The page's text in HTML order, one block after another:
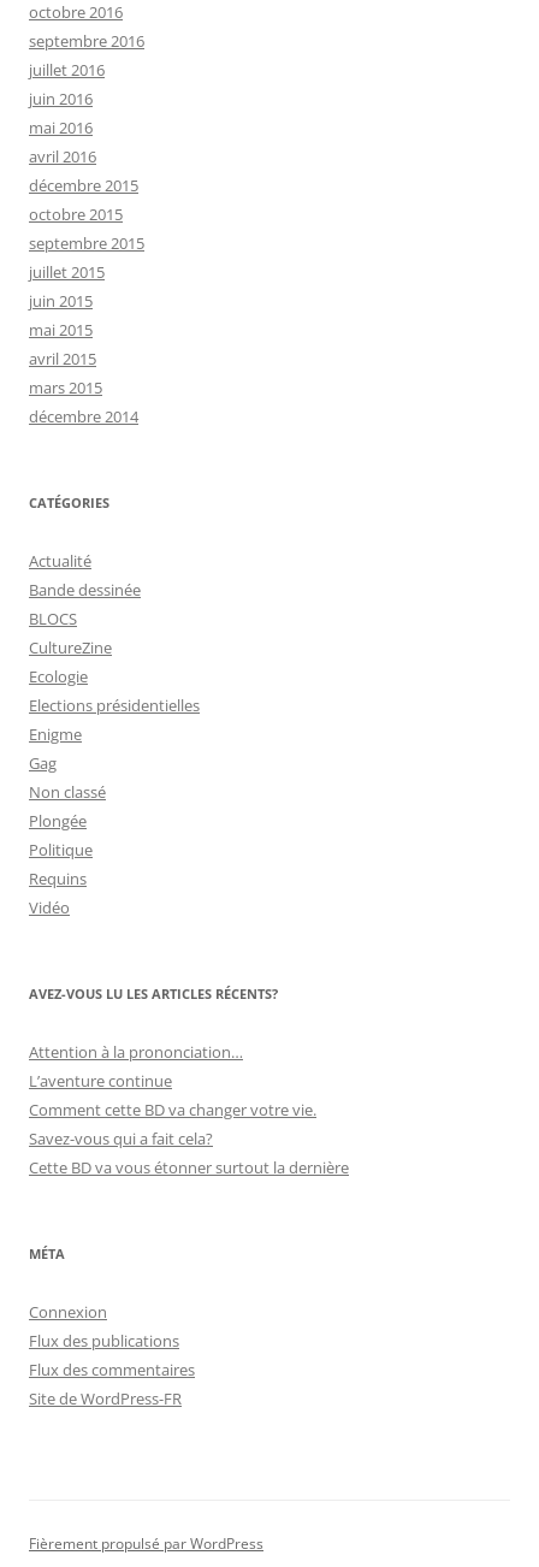
octobre 2016
septembre 2016
juillet 2016
juin 2016
mai 2016
avril 2016
décembre 2015
octobre 2015
septembre 2015
juillet 2015
juin 2015
mai 2015
avril 2015
mars 2015
décembre 2014
CATÉGORIES
Actualité
Bande dessinée
BLOCS
CultureZine
Ecologie
Elections présidentielles
Enigme
Gag
Non classé
Plongée
Politique
Requins
Vidéo
AVEZ-VOUS LU LES ARTICLES RÉCENTS?
Attention à la prononciation…
L’aventure continue
Comment cette BD va changer votre vie.
Savez-vous qui a fait cela?
Cette BD va vous étonner surtout la dernière
MÉTA
Connexion
Flux des publications
Flux des commentaires
Site de WordPress-FR
Fièrement propulsé par WordPress